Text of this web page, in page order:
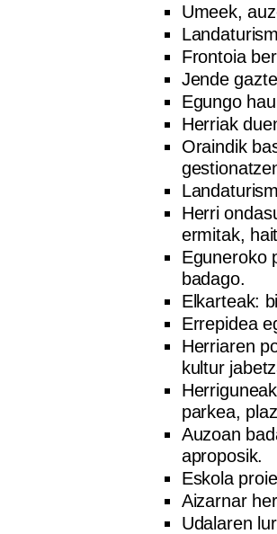
Umeek,
Frontoia
Jende
Egungo
Herriak
Oraindik
Herri
ermitak,
Eguneroko
badago.
Elkarteak:
Errepidea
Herriaren
kultur
parkea,
Auzoan
aproposik.
Eskola
Aizarnar
Udalaren